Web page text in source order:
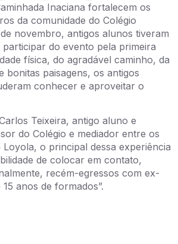
Inaciana fortalecem os
da comunidade do Colégio
novembro, antigos alunos tiveram
do evento pela primeira
física, do agradável caminho, da
bonitas paisagens, os antigos
conhecer e aproveitar o
Teixeira, antigo aluno e
do Colégio e mediador entre os
o principal dessa experiência
de colocar em contato,
recém-egressos com ex-
anos de formados”.